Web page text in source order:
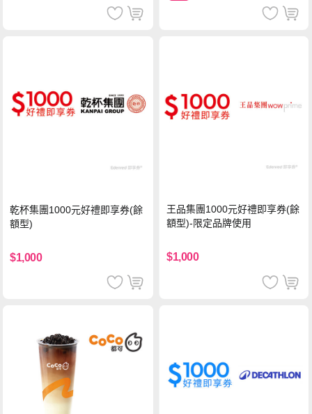
乾杯集團1000元好禮即享券(餘
額型)
$1,000
王品集團1000元好禮即享券(餘
額型)-限定品牌使用
$1,000